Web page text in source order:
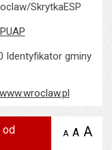
SkrytkaESP
Identyfikator gminy
www.wroclaw.pl
od
A zmniejsz
A A